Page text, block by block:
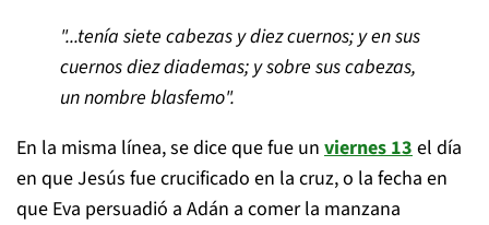
"...tenía siete cabezas y diez cuernos; y en sus
cuernos diez diademas; y sobre sus cabezas,
un nombre blasfemo".
En la misma línea, se dice que fue un viernes 13el día
en que Jesús fue crucificado en la cruz, o la fecha en
que Eva persuadió a Adán a comer la manzana